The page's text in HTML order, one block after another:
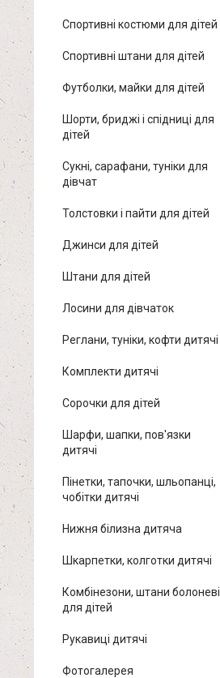
Спортивні костюми для дітей
Спортивні штани для дітей
Футболки, майки для дітей
Шорти, бриджі і спідниці для
дітей
Сукні, сарафани, туніки для
дівчат
Толстовки і пайти для дітей
Джинси для дітей
Штани для дітей
Лосини для дівчаток
Реглани, туніки, кофти дитячі
Комплекти дитячі
Сорочки для дітей
Шарфи, шапки, пов'язки
дитячі
Пінетки, тапочки, шльопанці,
чобітки дитячі
Нижня білизна дитяча
Шкарпетки, колготки дитячі
Комбінезони, штани болоневі
для дітей
Рукавиці дитячі
Фотогалерея